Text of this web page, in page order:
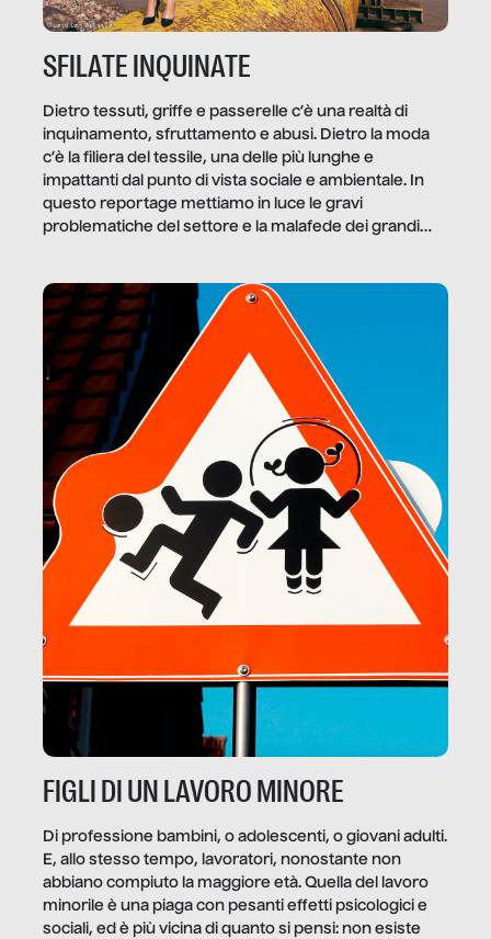
SFILATE INQUINATE
Dietro tessuti, griffe e passerelle c’è una realtà di
inquinamento, sfruttamento e abusi. Dietro la moda
c’è la filiera del tessile, una delle più lunghe e
impattanti dal punto di vista sociale e ambientale. In
questo reportage mettiamo in luce le gravi
problematiche del settore e la malafede dei grandi
FIGLI DI UN LAVORO MINORE
Di professione bambini, o adolescenti, o giovani adulti.
E, allo stesso tempo, lavoratori, nonostante non
abbiano compiuto la maggiore età. Quella del lavoro
minorile è una piaga con pesanti effetti psicologici e
sociali, ed è più vicina di quanto si pensi: non esiste